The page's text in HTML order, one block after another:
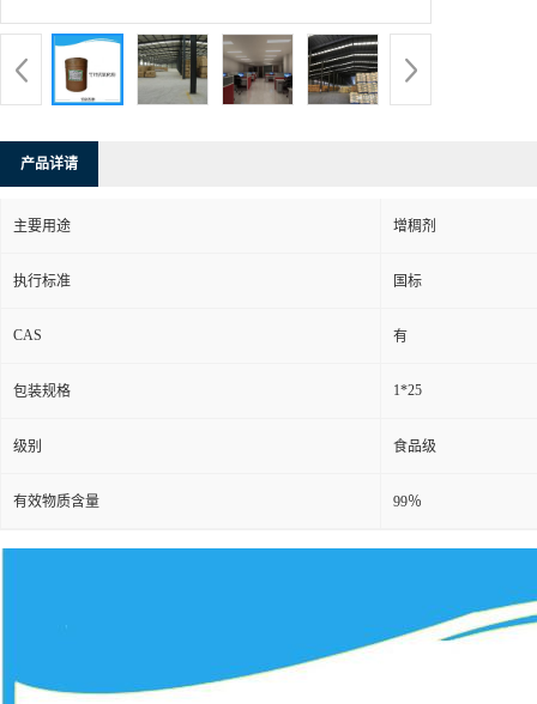
产品详请
主要用途 增稠剂
执行标准 国标
CAS 有
包装规格 1*25
级别 食品级
有效物质含量 99％